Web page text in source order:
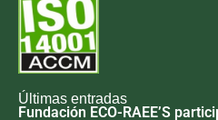
Últimas entradas
Fundación ECO-RAEE’S